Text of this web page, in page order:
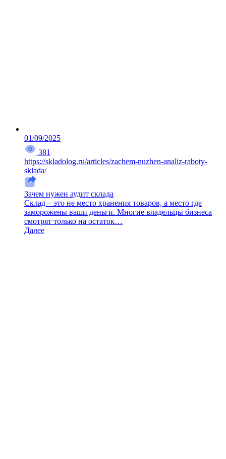
01/09/2025
381
https://skladolog.ru/articles/zachem-nuzhen-analiz-raboty-
sklada/
Зачем нужен аудит склада
Склад – это не место хранения товаров, а место где
заморожены ваши деньги. Многие владельцы бизнеса
смотрят только на остаток…
Далее